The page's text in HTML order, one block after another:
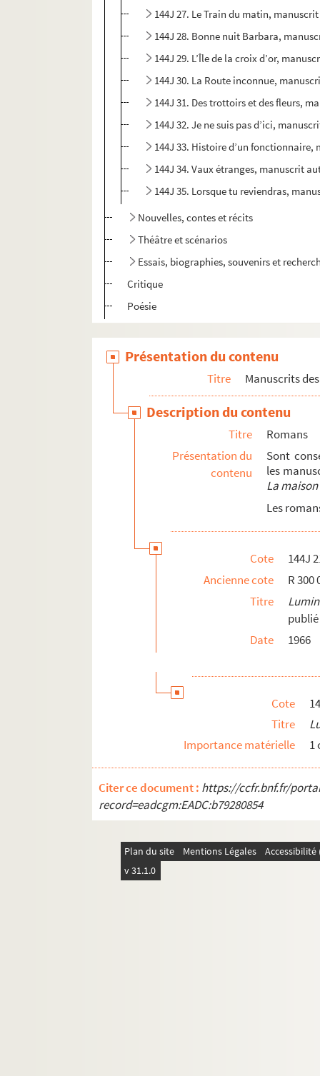
144J 27. Le Train du matin,
144J 28. Bonne nuit Barbara,
144J 29. L’Île de la croix d’or,
144J 30. La Route inconnue,
144J 31. Des trottoirs et des fleurs,
144J 32. Je ne suis pas d’ici,
144J 33. Histoire d’un
144J 34. Vaux étranges, manuscrit
144J 35. Lorsque tu reviendras,
Nouvelles, contes et récits
Théâtre et scénarios
Essais, biographies, souvenirs et
Critique
Poésie
Archives personnelles
Présentation du contenu
Titre Manuscrits
Description du contenu
Titre
Romans
Présentation du
contenu
Sont
les
La
Les
Cote
144J
Ancienne cote
R 300
Titre
Date
1966
Cote
Titre
Importance matérielle
1
Citer ce document : https://ccfr.bnf.fr/
record=eadcgm:EADC:b79280854
Plan du site Mentions Légales
v 31.1.0